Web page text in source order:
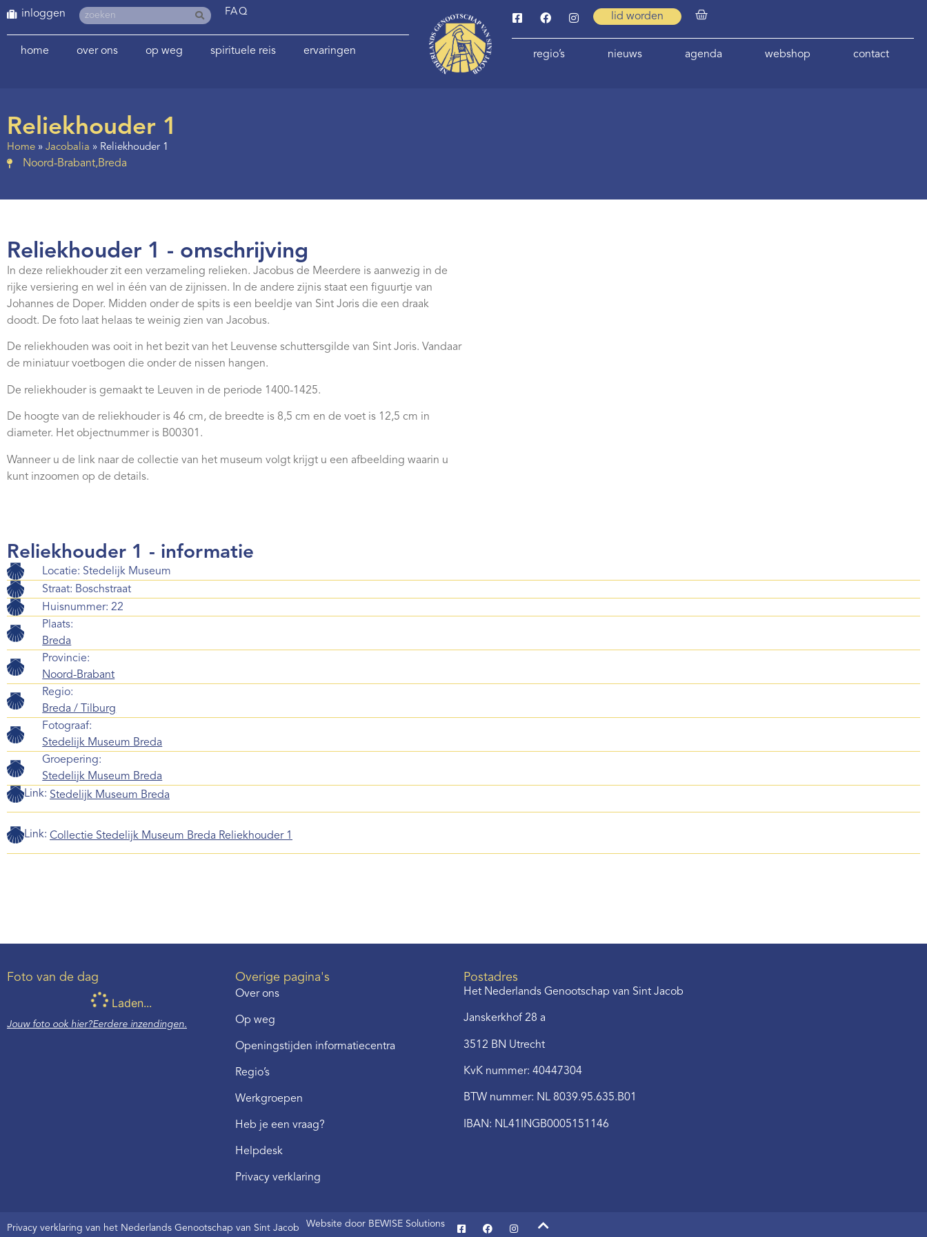
inloggen FAQ
home over ons op weg spirituele reis ervaringen
lid worden
regio’s nieuws agenda webshop contact
Reliekhouder 1
Home » Jacobalia » Reliekhouder 1
Noord-Brabant,Breda
Reliekhouder 1 - omschrijving
In deze reliekhouder zit een verzameling relieken. Jacobus de Meerdere is aanwezig in de
rijke versiering en wel in één van de zijnissen. In de andere zijnis staat een figuurtje van
Johannes de Doper. Midden onder de spits is een beeldje van Sint Joris die een draak
doodt. De foto laat helaas te weinig zien van Jacobus.
De reliekhouden was ooit in het bezit van het Leuvense schuttersgilde van Sint Joris. Vandaar
de miniatuur voetbogen die onder de nissen hangen.
De reliekhouder is gemaakt te Leuven in de periode 1400-1425.
De hoogte van de reliekhouder is 46 cm, de breedte is 8,5 cm en de voet is 12,5 cm in
diameter. Het objectnummer is B00301.
Wanneer u de link naar de collectie van het museum volgt krijgt u een afbeelding waarin u
kunt inzoomen op de details.
Reliekhouder 1 - informatie
Locatie: Stedelijk Museum
Straat: Boschstraat
Huisnummer: 22
Plaats:
Breda
Provincie:
Noord-Brabant
Regio:
Breda / Tilburg
Fotograaf:
Stedelijk Museum Breda
Groepering:
Stedelijk Museum Breda
Link: Stedelijk Museum Breda
Link: Collectie Stedelijk Museum Breda Reliekhouder 1
Foto van de dag
Laden...
Jouw foto ook hier?Eerdere inzendingen.
Overige pagina's
Over ons
Op weg
Openingstijden informatiecentra
Regio’s
Werkgroepen
Heb je een vraag?
Helpdesk
Privacy verklaring
Postadres
Het Nederlands Genootschap van Sint Jacob
Janskerkhof 28 a
3512 BN Utrecht
KvK nummer: 40447304
BTW nummer: NL 8039.95.635.B01
IBAN: NL41INGB0005151146
Privacy verklaring van het Nederlands Genootschap van Sint Jacob Website door BEWISE Solutions